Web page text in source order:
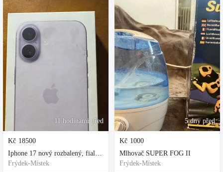
11 hodinami před
Kč 18500
Iphone 17 nový rozbalený, fialová, ochranne sklo a obal kupovane za 80
Frýdek-Místek
5 dny před
Kč 1000
Mlhovač SUPER FOG II
Frýdek-Místek